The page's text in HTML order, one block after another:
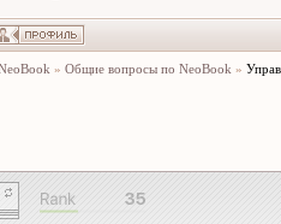
» Общие вопросы по NeoBook »